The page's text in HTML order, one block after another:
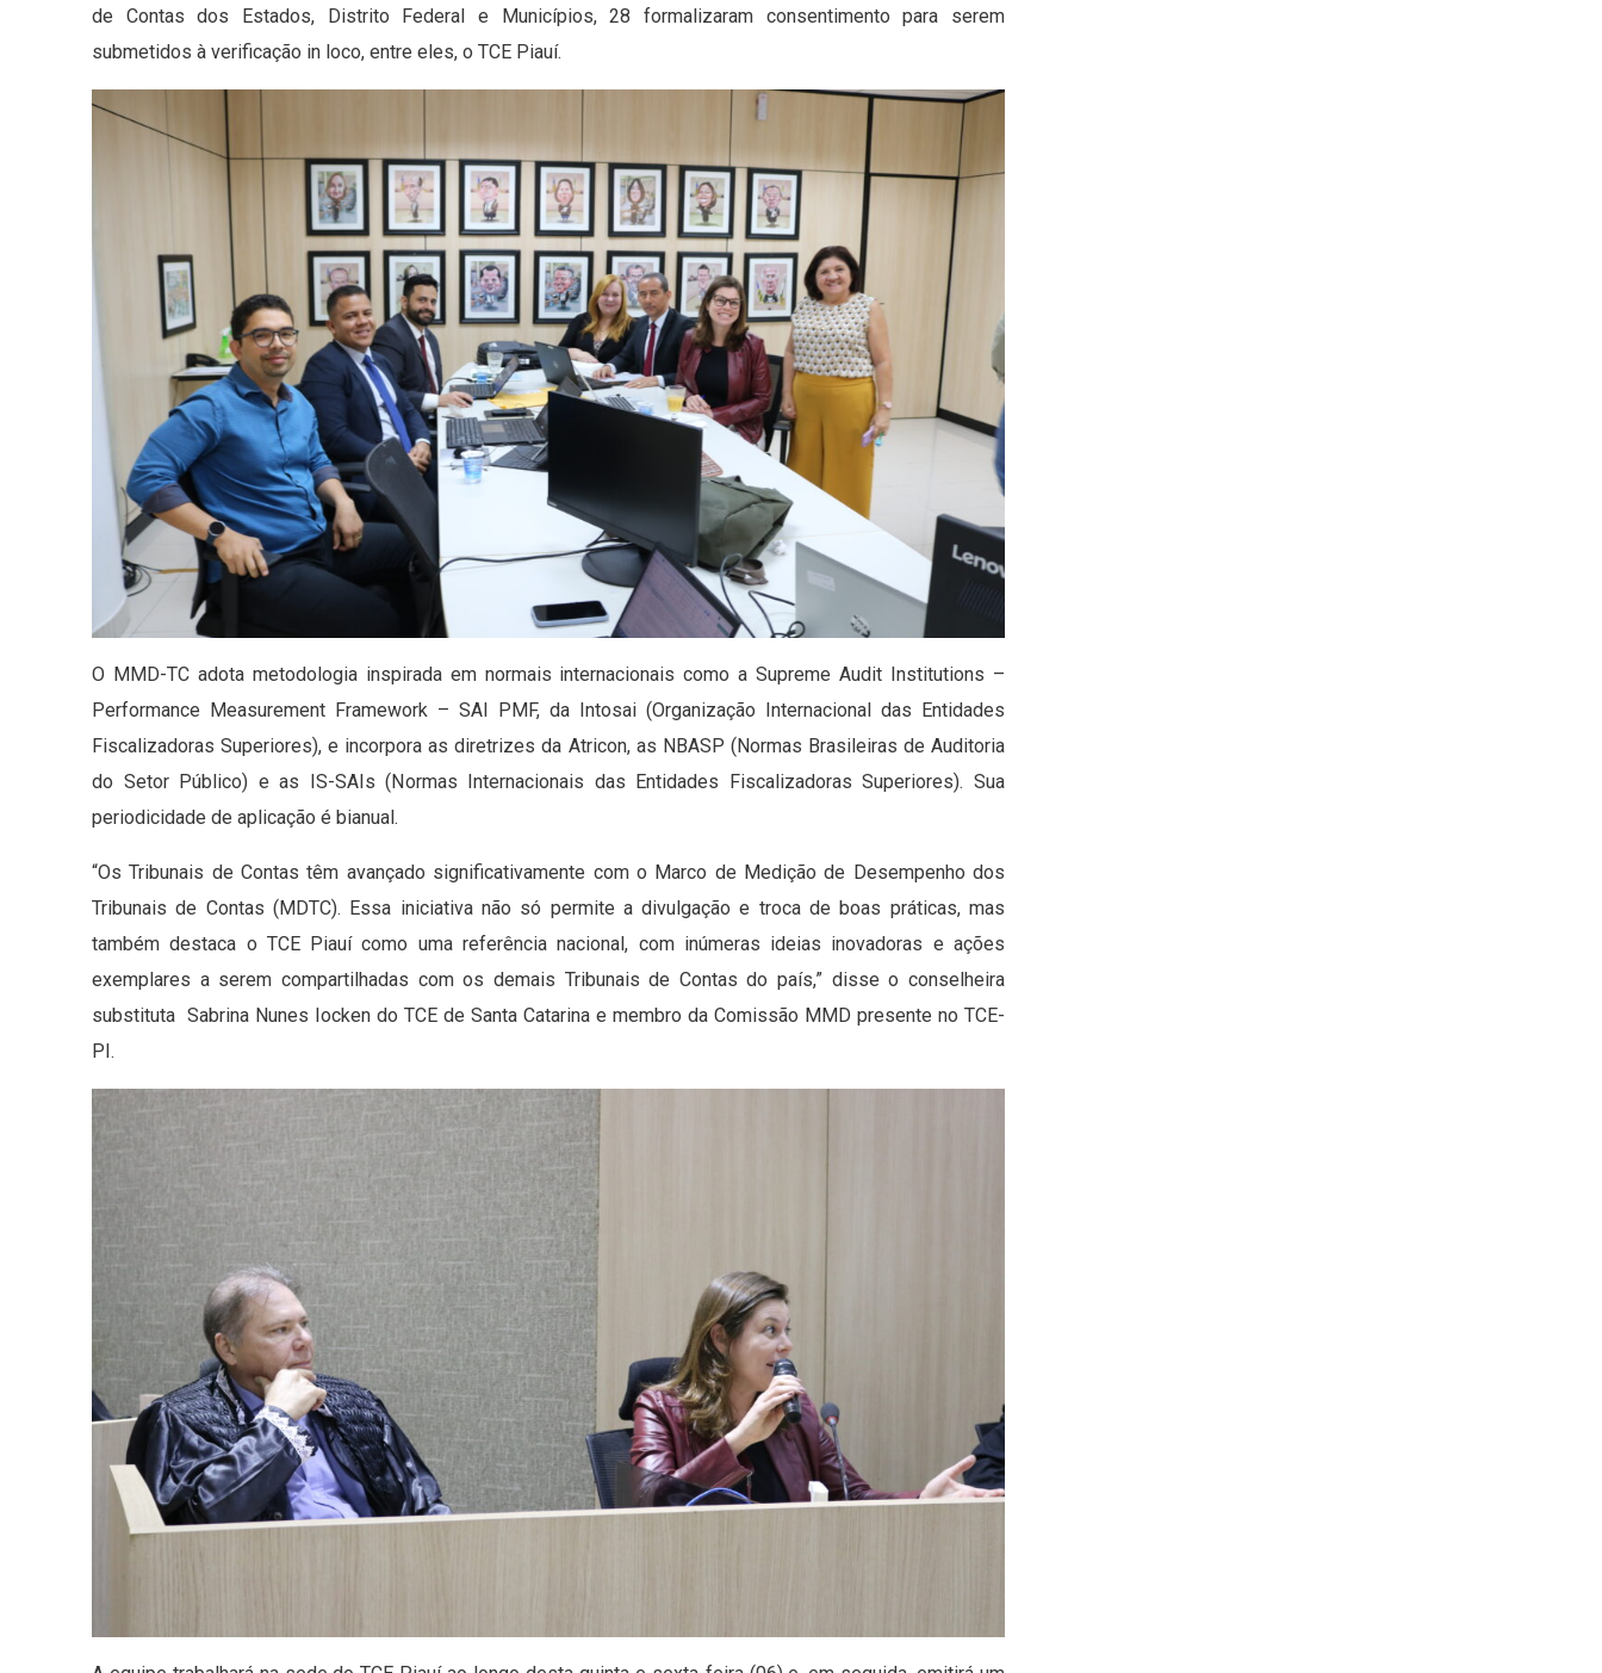
de Contas dos Estados, Distrito Federal e Municípios, 28 formalizaram consentimento para serem
submetidos à verificação in loco, entre eles, o TCE Piauí.
O MMD-TC adota metodologia inspirada em normais internacionais como a Supreme Audit Institutions –
Performance Measurement Framework – SAI PMF, da Intosai (Organização Internacional das Entidades
Fiscalizadoras Superiores), e incorpora as diretrizes da Atricon, as NBASP (Normas Brasileiras de Auditoria
do Setor Público) e as IS-SAIs (Normas Internacionais das Entidades Fiscalizadoras Superiores). Sua
periodicidade de aplicação é bianual.
“Os Tribunais de Contas têm avançado significativamente com o Marco de Medição de Desempenho dos
Tribunais de Contas (MDTC). Essa iniciativa não só permite a divulgação e troca de boas práticas, mas
também destaca o TCE Piauí como uma referência nacional, com inúmeras ideias inovadoras e ações
exemplares a serem compartilhadas com os demais Tribunais de Contas do país,” disse o conselheira
substituta Sabrina Nunes Iocken do TCE de Santa Catarina e membro da Comissão MMD presente no TCE-
PI.